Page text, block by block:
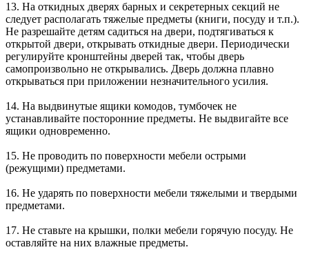
13. На откидных дверях барных и секретерных секций не
следует располагать тяжелые предметы (книги, посуду и т.п.).
Не разрешайте детям садиться на двери, подтягиваться к
открытой двери, открывать откидные двери. Периодически
регулируйте кронштейны дверей так, чтобы дверь
самопроизвольно не открывались. Дверь должна плавно
открываться при приложении незначительного усилия.
14. На выдвинутые ящики комодов, тумбочек не
устанавливайте посторонние предметы. Не выдвигайте все
ящики одновременно.
15. Не проводить по поверхности мебели острыми
(режущими) предметами.
16. Не ударять по поверхности мебели тяжелыми и твердыми
предметами.
17. Не ставьте на крышки, полки мебели горячую посуду. Не
оставляйте на них влажные предметы.